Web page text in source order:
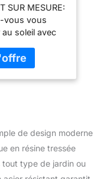
Acier
Dossier
sur 6
Transat
Jardin
Mobilier
Chaise
SUR MESURE:
vous vous
au soleil avec
de votre
extérieur.
tressée de
confortable et
invitent à
ultime. Que ce
une sieste ou
de design moderne
en résine tressée
tout type de jardin ou